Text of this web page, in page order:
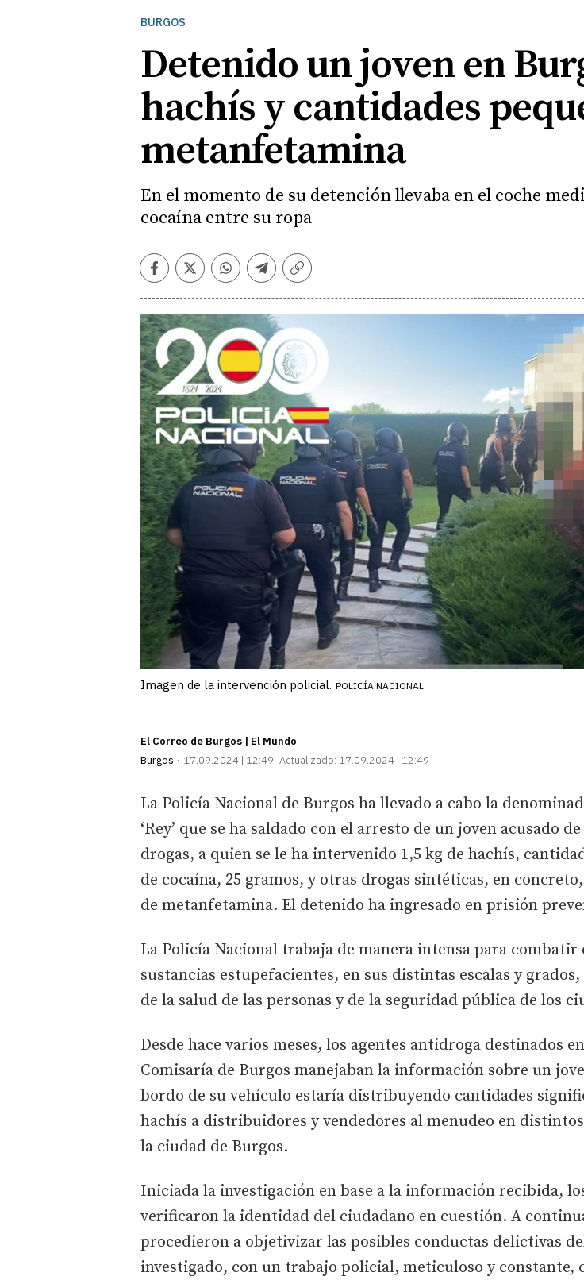
BURGOS
Detenido un joven en
hachís y cantidades
metanfetamina
En el momento de su detención llevaba en el coche
cocaína entre su ropa
Facebook
TwitterWhatsapp
Telegram
Copiar
Imagen de la intervención policial. POLICÍA NACIONAL
El Correo de Burgos | El Mundo
Burgos
17.09.2024 | 12:49 Actualizado: 17.09.2024 | 12:49
La Policía Nacional de Burgos ha llevado a cabo la
‘Rey’ que se ha saldado con el arresto de un joven acusado
drogas, a quien se le ha intervenido 1,5 kg de hachís,
de cocaína, 25 gramos, y otras drogas sintéticas, en
de metanfetamina. El detenido ha ingresado en prisión
La Policía Nacional trabaja de manera intensa para combatir
sustancias estupefacientes, en sus distintas escalas y
de la salud de las personas y de la seguridad pública de los
Desde hace varios meses, los agentes antidroga destinados
Comisaría de Burgos manejaban la información sobre un
bordo de su vehículo estaría distribuyendo cantidades
hachís a distribuidores y vendedores al menudeo en
la ciudad de Burgos.
Iniciada la investigación en base a la información recibida,
verificaron la identidad del ciudadano en cuestión. A
procedieron a objetivizar las posibles conductas delictivas
investigado, con un trabajo policial, meticuloso y constante,